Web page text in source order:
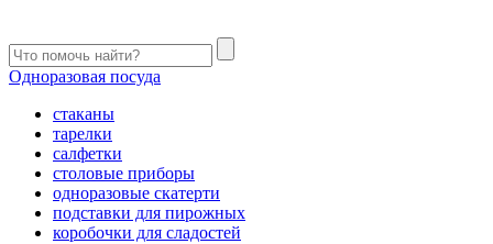
Одноразовая посуда
стаканы
тарелки
салфетки
столовые приборы
одноразовые скатерти
подставки для пирожных
коробочки для сладостей